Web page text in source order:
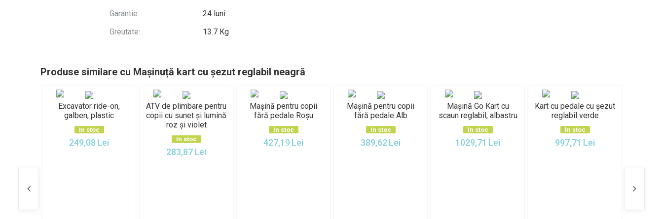
Garantie:
24 luni
Greutate:
13.7 Kg
Produse similare cu Mașinuță kart cu șezut reglabil neagră
Excavator ride-on,
galben, plastic
In stoc
249,08 Lei
ATV de plimbare pentru
copii cu sunet și lumină
roz și violet
In stoc
283,87Lei
Mașină pentru copii
fără pedale Roșu
In stoc
427,19 Lei
Mașină pentru copii
fără pedale Alb
In stoc
389,62Lei
Mașină Go Kart cu
scaun reglabil, albastru
In stoc
1029,71 Lei
Kart cu pedale cu șezut
reglabil verde
In stoc
997,71 Lei